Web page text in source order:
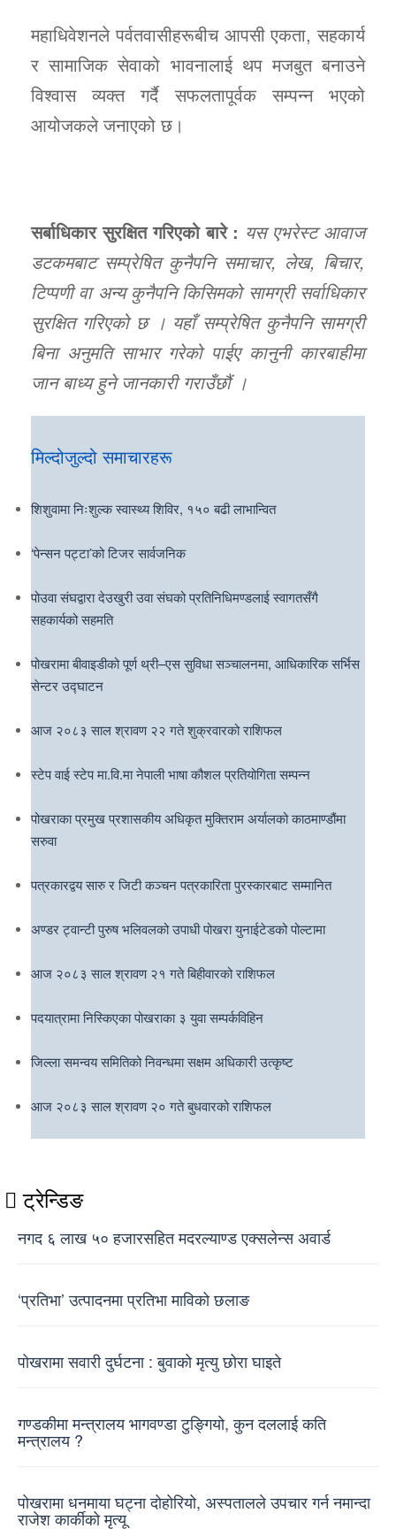
महाधिवेशनले पर्वतवासीहरूबीच आपसी एकता, सहकार्य
र सामाजिक सेवाको भावनालाई थप मजबुत बनाउने
विश्वास व्यक्त गर्दै सफलतापूर्वक सम्पन्न भएको
आयोजकले जनाएको छ।
सर्बाधिकार सुरक्षित गरिएको बारे : यस एभरेस्ट आवाज
डटकमबाट सम्प्रेषित कुनैपनि समाचार, लेख, बिचार,
टिप्पणी वा अन्य कुनैपनि किसिमको सामग्री सर्वाधिकार
सुरक्षित गरिएको छ । यहाँ सम्प्रेषित कुनैपनि सामग्री
बिना अनुमति साभार गरेको पाईए कानुनी कारबाहीमा
जान बाध्य हुने जानकारी गराउँछौं ।
मिल्दोजुल्दो समाचारहरू
शिशुवामा निःशुल्क स्वास्थ्य शिविर, १५० बढी लाभान्वित
‘पेन्सन पट्टा’को टिजर सार्वजनिक
पोउवा संघद्वारा देउखुरी उवा संघको प्रतिनिधिमण्डलाई स्वागतसँगै
सहकार्यको सहमति
पोखरामा बीवाइडीको पूर्ण थ्री–एस सुविधा सञ्चालनमा, आधिकारिक सर्भिस
सेन्टर उद्घाटन
आज २०८३ साल श्रावण २२ गते शुक्रवारको राशिफल
स्टेप वाई स्टेप मा.वि.मा नेपाली भाषा कौशल प्रतियोगिता सम्पन्न
पोखराका प्रमुख प्रशासकीय अधिकृत मुक्तिराम अर्यालको काठमाण्डौंमा
सरुवा
पत्रकारद्वय सारु र जिटी कञ्चन पत्रकारिता पुरस्कारबाट सम्मानित
अण्डर ट्वान्टी पुरुष भलिवलको उपाधी पोखरा युनाईटेडको पोल्टामा
आज २०८३ साल श्रावण २१ गते बिहीवारको राशिफल
पदयात्रामा निस्किएका पोखराका ३ युवा सम्पर्कविहिन
जिल्ला समन्वय समितिको निवन्धमा सक्षम अधिकारी उत्कृष्ट
आज २०८३ साल श्रावण २० गते बुधवारको राशिफल
ट्रेन्डिङ
नगद ६ लाख ५० हजारसहित मदरल्याण्ड एक्सलेन्स अवार्ड
‘प्रतिभा’ उत्पादनमा प्रतिभा माविको छलाङ
पोखरामा सवारी दुर्घटना : बुवाको मृत्यु छोरा घाइते
गण्डकीमा मन्त्रालय भागवण्डा टुङ्गियो, कुन दललाई कति
मन्त्रालय ?
पोखरामा धनमाया घट्ना दोहोरियो, अस्पतालले उपचार गर्न नमान्दा
राजेश कार्कीको मृत्यू